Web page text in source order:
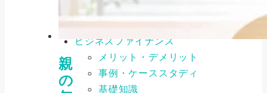
親
の
特集記事
ビジネスファイナンス
メリット・デメリット
事例・ケーススタディ
基礎知識